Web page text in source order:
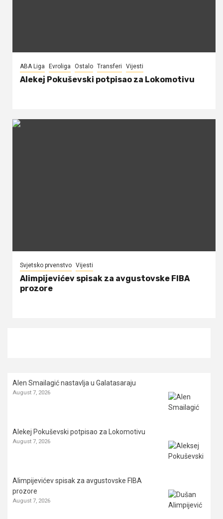
ABA Liga Evroliga Ostalo Transferi Vijesti
Alekej Pokuševski potpisao za Lokomotivu
Svjetsko prvenstvo Vijesti
Alimpijevićev spisak za avgustovske FIBA
prozore
Alen Smailagić nastavlja u Galatasaraju
August 7, 2026
Alekej Pokuševski potpisao za Lokomotivu
August 7, 2026
Alimpijevićev spisak za avgustovske FIBA
prozore
August 7, 2026